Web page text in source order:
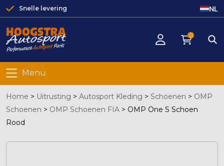
Snelle levering NL
0
Menu
Home > Uitrusting > Autosport Kleding > Schoenen > OMP
Schoenen > OMP Schoenen FIA > OMP One S Schoen
Rood